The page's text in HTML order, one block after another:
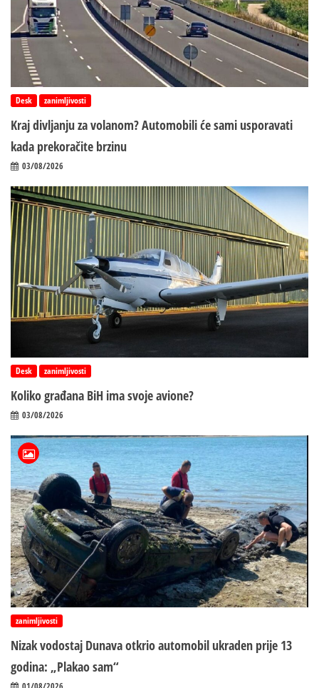
Desk zanimljivosti
Kraj divljanju za volanom? Automobili će sami usporavati
kada prekoračite brzinu
03/08/2026
Desk zanimljivosti
Koliko građana BiH ima svoje avione?
03/08/2026
zanimljivosti
Nizak vodostaj Dunava otkrio automobil ukraden prije 13
godina: „Plakao sam“